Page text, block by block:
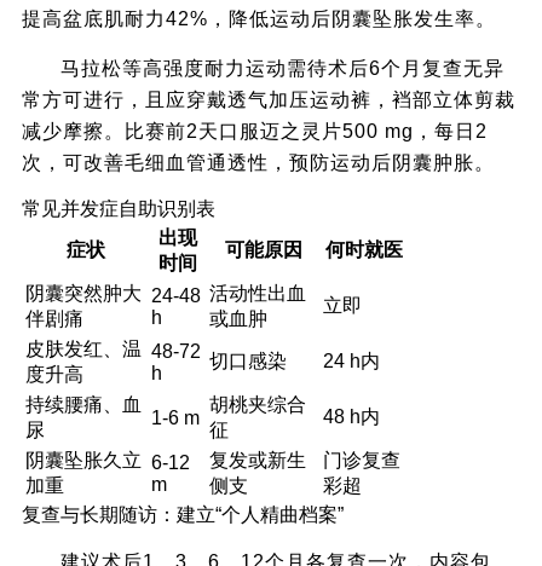
提高盆底肌耐力42%，降低运动后阴囊坠胀发生率。
马拉松等高强度耐力运动需待术后6个月复查无异
常方可进行，且应穿戴透气加压运动裤，裆部立体剪裁
减少摩擦。比赛前2天口服迈之灵片500 mg，每日2
次，可改善毛细血管通透性，预防运动后阴囊肿胀。
常见并发症自助识别表
症状
出现
时间
可能原因 何时就医
阴囊突然肿大
伴剧痛
24-48
h
活动性出血
或血肿
立即
皮肤发红、温
度升高
48-72
h
切口感染 24 h内
持续腰痛、血
尿
1-6 m
胡桃夹综合
征
48 h内
阴囊坠胀久立
加重
6-12
m
复发或新生
侧支
门诊复查
彩超
复查与长期随访：建立“个人精曲档案”